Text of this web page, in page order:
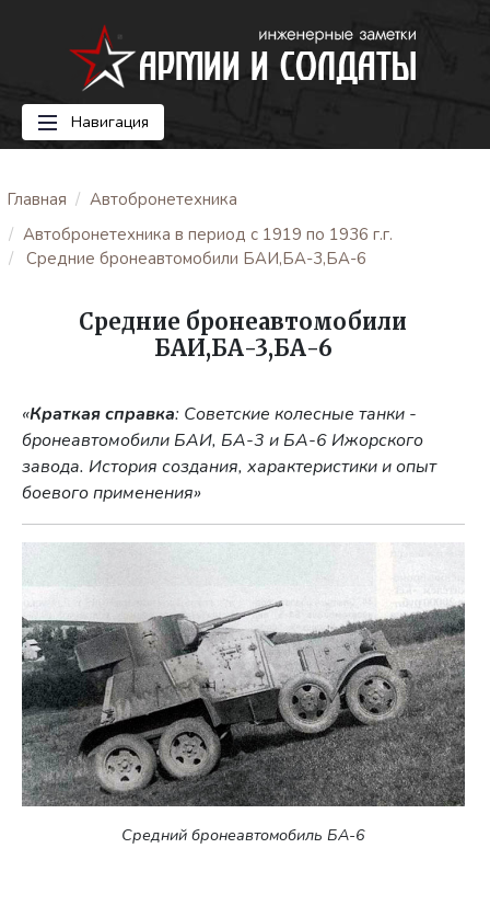
Навигация
Главная
Автобронетехника
Автобронетехника в период с 1919 по 1936 г.г.
Средние бронеавтомобили БАИ,БА-3,БА-6
Средние бронеавтомобили
БАИ,БА-3,БА-6
«Краткая справка: Советские колесные танки -
бронеавтомобили БАИ, БА-3 и БА-6 Ижорского
завода. История создания, характеристики и опыт
боевого применения»
Средний бронеавтомобиль БА-6